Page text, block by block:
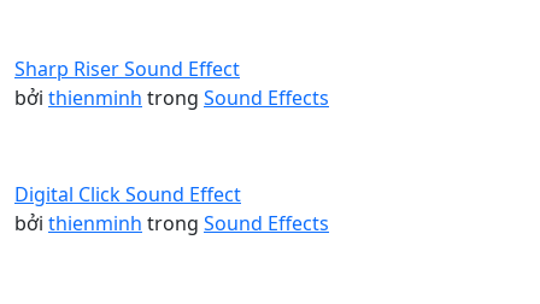
Sharp Riser Sound Effect
bởi thienminh trong Sound Effects
Digital Click Sound Effect
bởi thienminh trong Sound Effects